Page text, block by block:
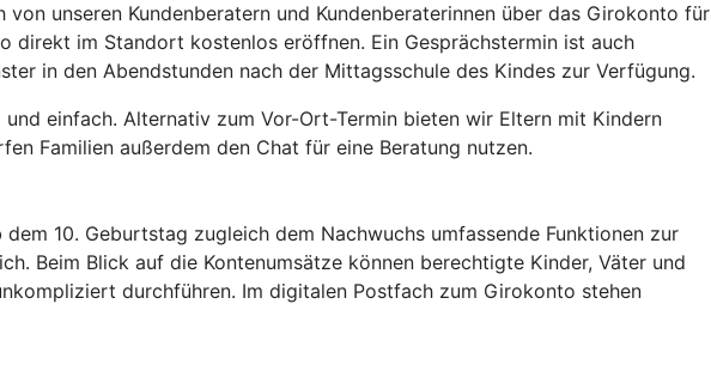
unseren Kundenberatern und Kundenberaterinnen über das Girokonto für
direkt im Standort kostenlos eröffnen. Ein Gesprächstermin ist auch
in den Abendstunden nach der Mittagsschule des Kindes zur Verfügung.
einfach. Alternativ zum Vor-Ort-Termin bieten wir Eltern mit Kindern
Familien außerdem den Chat für eine Beratung nutzen.
10. Geburtstag zugleich dem Nachwuchs umfassende Funktionen zur
Beim Blick auf die Kontenumsätze können berechtigte Kinder, Väter und
durchführen. Im digitalen Postfach zum Girokonto stehen